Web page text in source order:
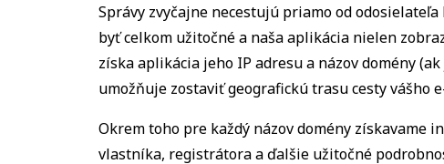
Správy zvyčajne necestujú priamo od
byť celkom užitočné a naša aplikácia nielen
získa aplikácia jeho IP adresu a názov domény
umožňuje zostaviť geografickú trasu cesty vášho
Okrem toho pre každý názov domény
vlastníka, registrátora a ďalšie užitočné